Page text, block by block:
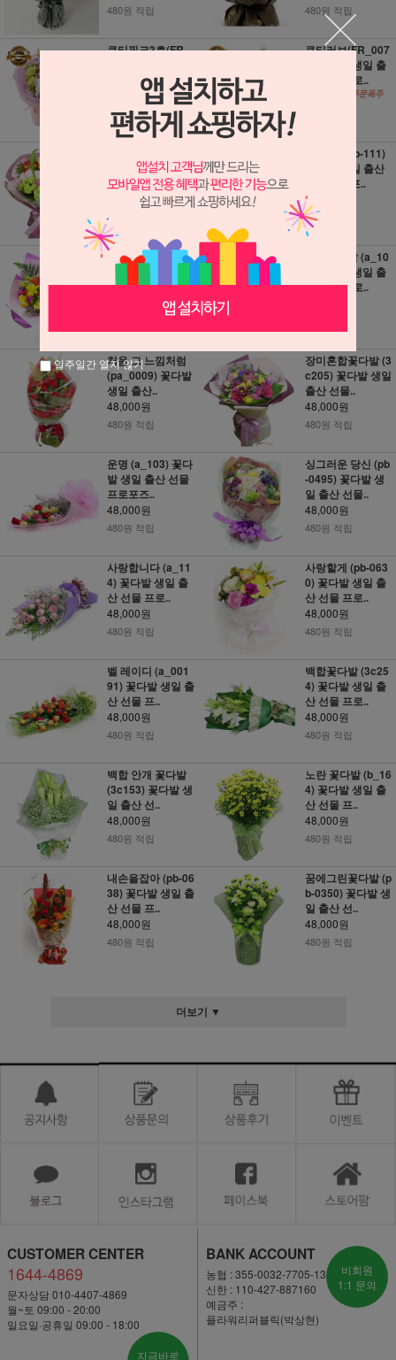
480원 적립 480원 적립
큐티핑크3호(FR_
출산 선물 프..
48,000원
480원 적립
큐티러브(FR_007
0) 꽃다발 생일 출
산 선물 프로..
5) 꽃다발 생일 출
산 선물 프..
48,000원
480원 적립
향기가득 (b-111)
꽃다발 생일 출산
선물 프로포..
48,000원
480원 적립
행복한 하루! (a_0
038) 꽃다발 생일
출산 선물..
카라꽃다발 (a_10
6) 꽃다발 생일 출
산 선물 프로..
처음 그 느낌처럼
(pa_0009) 꽃다발
생일 출산..
48,000원
480원 적립
장미혼합꽃다발 (3
c205) 꽃다발 생일
출산 선물..
48,000원
480원 적립
운명 (a_103) 꽃다
발 생일 출산 선물
프로포즈..
48,000원
480원 적립
싱그러운 당신 (pb
-0495) 꽃다발 생
일 출산 선물..
48,000원
480원 적립
사랑합니다 (a_11
4) 꽃다발 생일 출
산 선물 프로..
48,000원
480원 적립
사랑할게 (pb-063
0) 꽃다발 생일 출
산 선물 프로..
48,000원
480원 적립
벨 레이디 (a_001
91) 꽃다발 생일 출
산 선물 프..
48,000원
480원 적립
백합꽃다발 (3c25
4) 꽃다발 생일 출
산 선물 프로..
48,000원
480원 적립
백합 안개 꽃다발
(3c153) 꽃다발 생
일 출산 선..
48,000원
480원 적립
노란 꽃다발 (b_16
4) 꽃다발 생일 출
산 선물 프..
48,000원
480원 적립
내손을잡아 (pb-06
38) 꽃다발 생일 출
산 선물 프..
48,000원
480원 적립
꿈에그린꽃다발 (p
b-0350) 꽃다발 생
일 출산 선..
48,000원
480원 적립
더보기 ▼
CUSTOMER CENTER
1644-4869
문자상담 010-4407-4869
월~토 09:00 - 20:00
일요일·공휴일 09:00 - 18:00
지금바로
BANK ACCOUNT
농협 : 355-0032-7705-13
신한 : 110-427-887160
예금주 :
플라워리퍼블릭(박상현)
비회원
1:1 문의
일주일간 열지 않기